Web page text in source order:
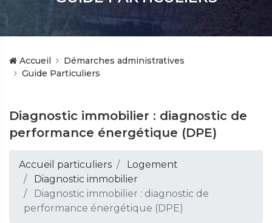
Accueil
Démarches administratives
Guide Particuliers
Diagnostic immobilier : diagnostic de
performance énergétique (DPE)
Accueil particuliers
Logement
Diagnostic immobilier
Diagnostic immobilier : diagnostic de
performance énergétique (DPE)